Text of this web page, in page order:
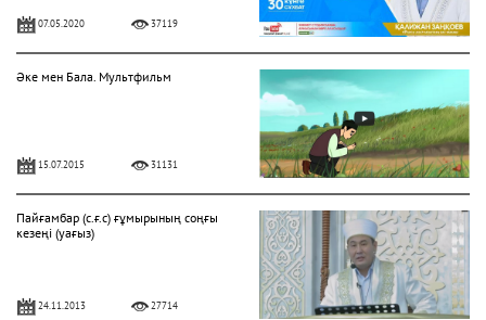
07.05.2020 37119
Әке мен Бала. Мультфильм
15.07.2015 31131
Пайғамбар (с.ғ.с) ғұмырының соңғы
кезеңі (уағыз)
24.11.2013 27714